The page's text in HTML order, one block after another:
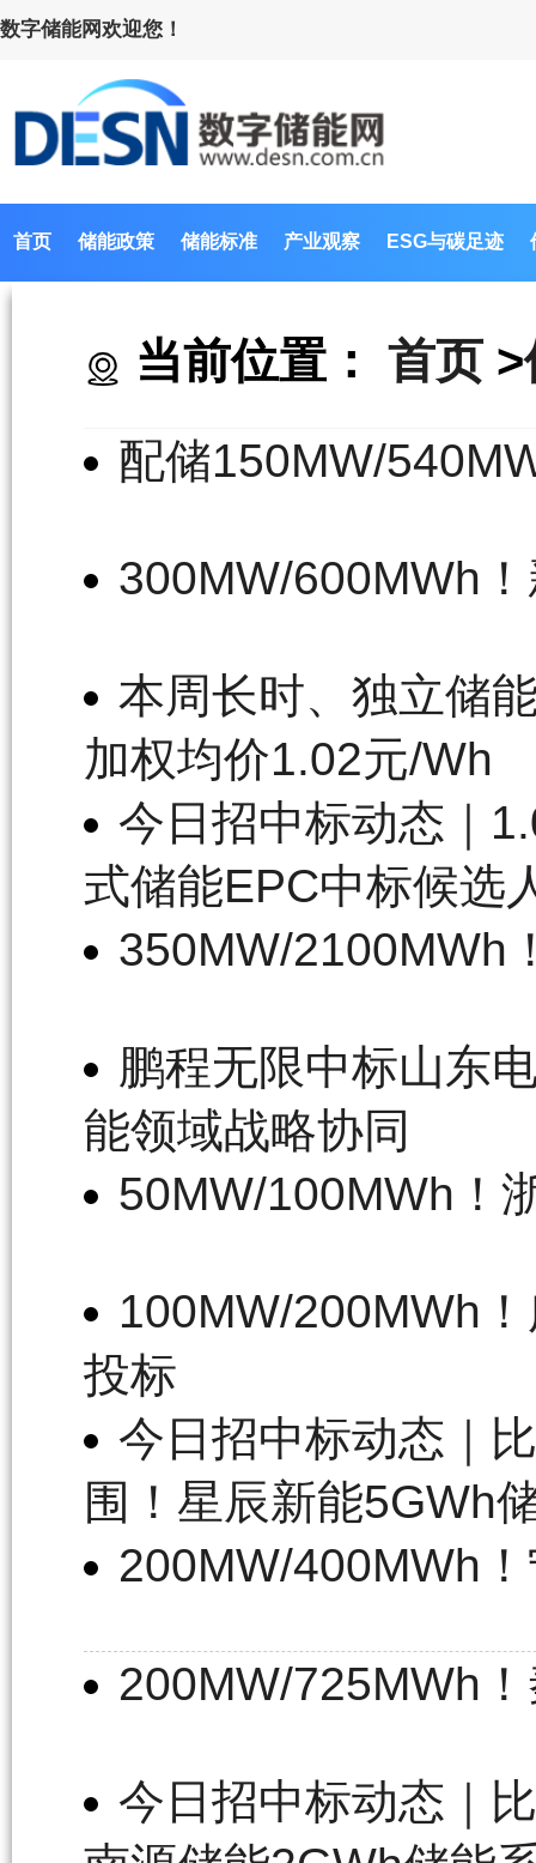
数字储能网欢迎您！
首页 储能政策 储能标准 产业观察 ESG与碳足迹
当前位置： 首页 >
配储150MW/
300MW/600MWh
本周长时、独立储
加权均价1.02元/Wh
今日招中标动态｜
式储能EPC中标候选
350MW/2100MWh
鹏程无限中标山东
能领域战略协同
50MW/100MWh！
100MW/200MWh
投标
今日招中标动态｜
围！星辰新能5GWh
200MW/400MWh
200MW/725MWh
今日招中标动态｜